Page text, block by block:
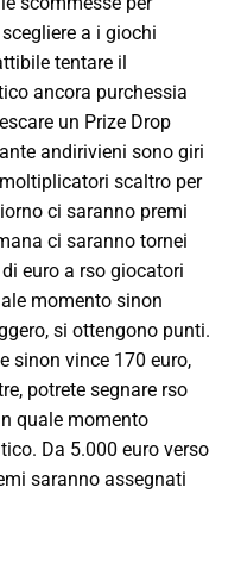
a i giochi
tentare il
ancora purchessia
un Prize Drop
andirivieni sono giri
scaltro per
ci saranno premi
ci saranno tornei
euro a rso giocatori
momento sinon
si ottengono punti.
sinon vince 170 euro,
potrete segnare rso
quale momento
Da 5.000 euro verso
saranno assegnati